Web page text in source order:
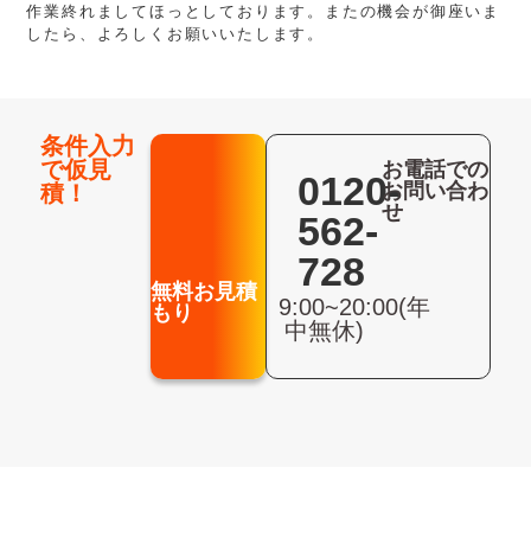
作業終れましてほっとしております。またの機会が御座いま
したら、よろしくお願いいたします。
条件入力
で仮見
積！
無料お見積
もり
0120-
562-
728
9:00~20:00(年
中無休)
お電話での
お問い合わ
せ